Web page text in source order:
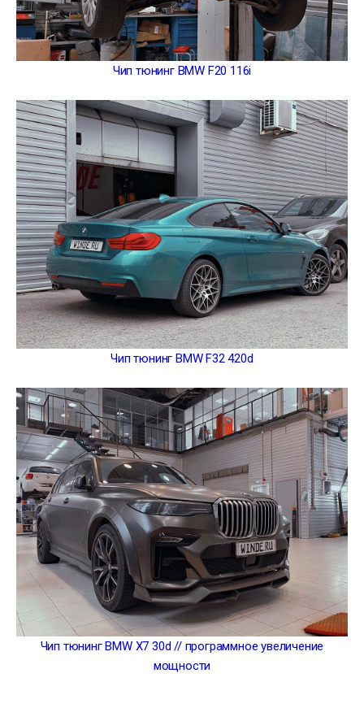
Чип тюнинг BMW F20 116i
Чип тюнинг BMW F32 420d
Чип тюнинг BMW X7 30d // программное увеличение
мощности